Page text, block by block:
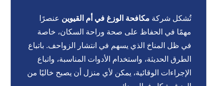
تُشكل شركة مكافحة الوزغ في أم القيوين عنصرًا
مهمًا في الحفاظ على صحة وراحة السكان، خاصة
في ظل المناخ الذي يسهم في انتشار الزواحف. باتباع
الطرق الحديثة، واستخدام الأدوات المناسبة، واتباع
الإجراءات الوقائية، يمكن لأي منزل أن يصبح خاليًا من